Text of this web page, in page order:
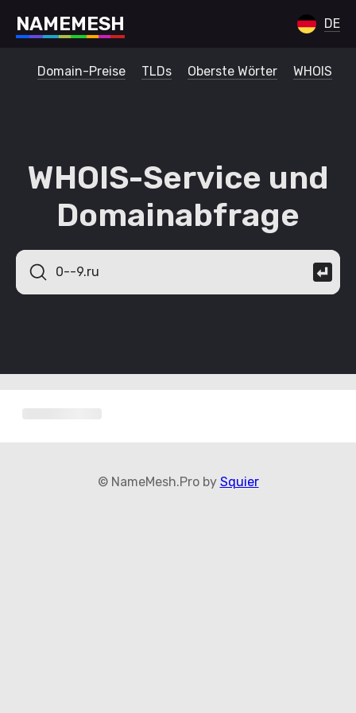
NAMEMESH DE
Domain-Preise TLDs Oberste Wörter WHOIS
WHOIS-Service und
Domainabfrage
© NameMesh.Pro by Squier